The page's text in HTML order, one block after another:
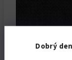
Dobrý